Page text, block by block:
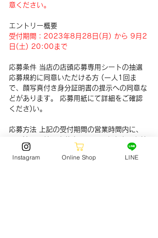
意ください。
エントリー概要
受付期間：2023年8月28日(月) から 9月2
日(土) 20:00まで
応募条件 当店の店頭応募専用シートの抽選
応募規約に同意いただける方 (一人1回ま
で、顔写真付き身分証明書の提示への同意な
どがあります。 応募用紙にて詳細をご確認
くださ)い。
応募方法 上記の受付期間の営業時間内に、
ち下さい。
Instagram Online Shop LINE